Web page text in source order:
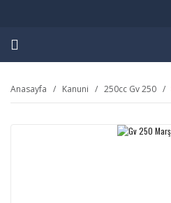
Anasayfa Kanuni 250cc Gv 250